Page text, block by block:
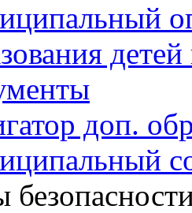
доп.